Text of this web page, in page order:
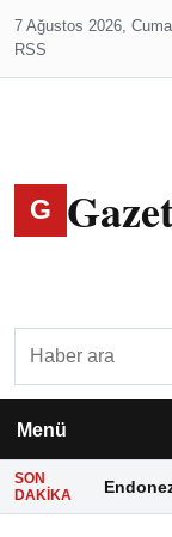
7 Ağustos 2026, Cuma
RSS
G
Menü
SON
DAKIKA